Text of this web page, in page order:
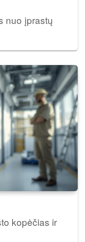
nuo įprastų
kopėčias ir